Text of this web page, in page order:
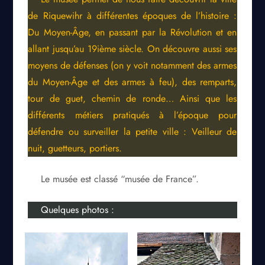
de Riquewihr à différentes époques de l’histoire :
Du Moyen-Âge, en passant par la Révolution et en
allant jusqu’au 19ième siècle. On découvre aussi ses
moyens de défenses (on y voit notamment des armes
du Moyen-Âge et des armes à feu), des remparts,
tour de guet, chemin de ronde… Ainsi que les
différents métiers pratiqués à l’époque pour
défendre ou surveiller la petite ville : Veilleur de
nuit, guetteurs, portiers.
Le musée est classé “musée de France”.
Quelques photos :